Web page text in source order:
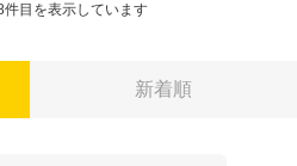
目を表示しています
新着順